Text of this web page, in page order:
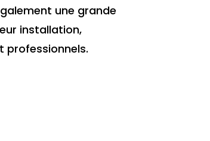
une grande
installation,
professionnels.